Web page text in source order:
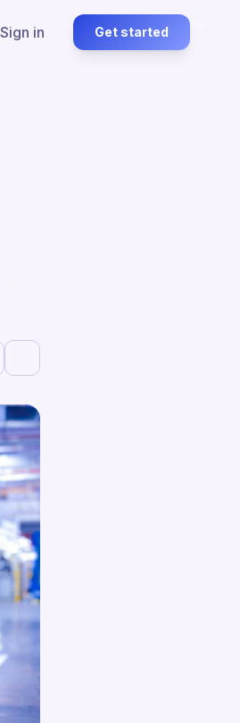
Sign in Get started